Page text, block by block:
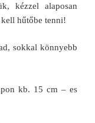
kézzel alaposan
hűtőbe tenni!
sokkal könnyebb
kb. 15 cm – es